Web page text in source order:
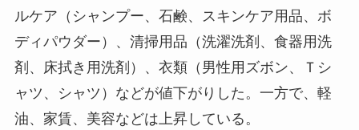
ルケア（シャンプー、石鹸、スキンケア用品、ボ
ディパウダー）、清掃用品（洗濯洗剤、食器用洗
剤、床拭き用洗剤）、衣類（男性用ズボン、Ｔシ
ャツ、シャツ）などが値下がりした。一方で、軽
油、家賃、美容などは上昇している。